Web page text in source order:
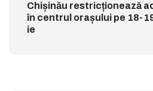
Chișinău restricționează
în centrul orașului pe 18-
ie